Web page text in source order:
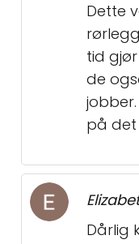
Dette
tid
de
på det
Dårlig